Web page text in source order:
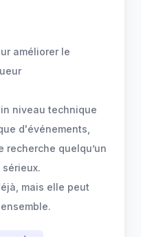
améliorer le
niveau technique
d'événements,
recherche quelqu’un
mais elle peut